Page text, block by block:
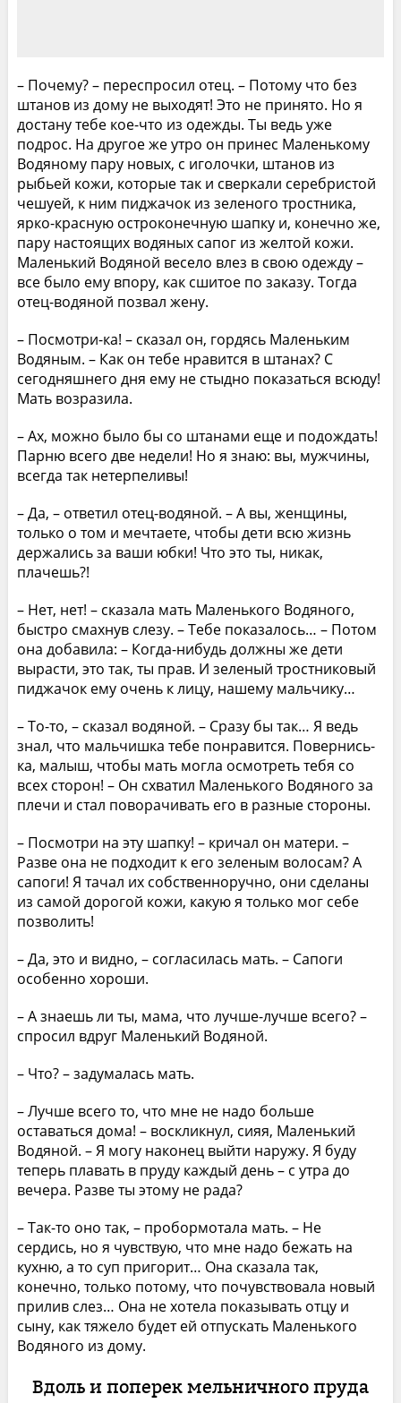
– Почему? – переспросил отец. – Потому что без
штанов из дому не выходят! Это не принято. Но я
достану тебе кое-что из одежды. Ты ведь уже
подрос. На другое же утро он принес Маленькому
Водяному пару новых, с иголочки, штанов из
рыбьей кожи, которые так и сверкали серебристой
чешуей, к ним пиджачок из зеленого тростника,
ярко-красную остроконечную шапку и, конечно же,
пару настоящих водяных сапог из желтой кожи.
Маленький Водяной весело влез в свою одежду –
все было ему впору, как сшитое по заказу. Тогда
отец-водяной позвал жену.
– Посмотри-ка! – сказал он, гордясь Маленьким
Водяным. – Как он тебе нравится в штанах? С
сегодняшнего дня ему не стыдно показаться всюду!
Мать возразила.
– Ах, можно было бы со штанами еще и подождать!
Парню всего две недели! Но я знаю: вы, мужчины,
всегда так нетерпеливы!
– Да, – ответил отец-водяной. – А вы, женщины,
только о том и мечтаете, чтобы дети всю жизнь
держались за ваши юбки! Что это ты, никак,
плачешь?!
– Нет, нет! – сказала мать Маленького Водяного,
быстро смахнув слезу. – Тебе показалось… – Потом
она добавила: – Когда-нибудь должны же дети
вырасти, это так, ты прав. И зеленый тростниковый
пиджачок ему очень к лицу, нашему мальчику…
– То-то, – сказал водяной. – Сразу бы так… Я ведь
знал, что мальчишка тебе понравится. Повернись-
ка, малыш, чтобы мать могла осмотреть тебя со
всех сторон! – Он схватил Маленького Водяного за
плечи и стал поворачивать его в разные стороны.
– Посмотри на эту шапку! – кричал он матери. –
Разве она не подходит к его зеленым волосам? А
сапоги! Я тачал их собственноручно, они сделаны
из самой дорогой кожи, какую я только мог себе
позволить!
– Да, это и видно, – согласилась мать. – Сапоги
особенно хороши.
– А знаешь ли ты, мама, что лучше-лучше всего? –
спросил вдруг Маленький Водяной.
– Что? – задумалась мать.
– Лучше всего то, что мне не надо больше
оставаться дома! – воскликнул, сияя, Маленький
Водяной. – Я могу наконец выйти наружу. Я буду
теперь плавать в пруду каждый день – с утра до
вечера. Разве ты этому не рада?
– Так-то оно так, – пробормотала мать. – Не
сердись, но я чувствую, что мне надо бежать на
кухню, а то суп пригорит… Она сказала так,
конечно, только потому, что почувствовала новый
прилив слез… Она не хотела показывать отцу и
сыну, как тяжело будет ей отпускать Маленького
Водяного из дому.
Вдоль и поперек мельничного пруда